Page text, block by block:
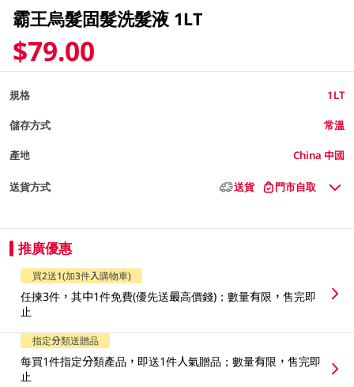
霸王烏髮固髮洗髮液 1LT
$79.00
規格 1LT
儲存方式 常溫
產地 China 中國
送貨方式 送貨 門市自取
推廣優惠
買2送1(加3件入購物車)
任揀3件，其中1件免費(優先送最高價錢)；數量有限，售完即
止
指定分類送贈品
每買1件指定分類產品，即送1件人氣贈品；數量有限，售完即
止